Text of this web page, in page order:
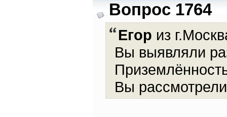
Вопрос 1764
Егор из
Вы выявляли
Вы